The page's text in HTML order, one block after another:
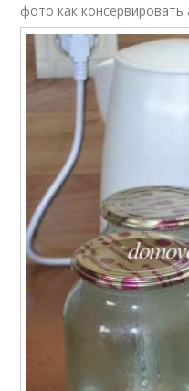
фото как консервировать